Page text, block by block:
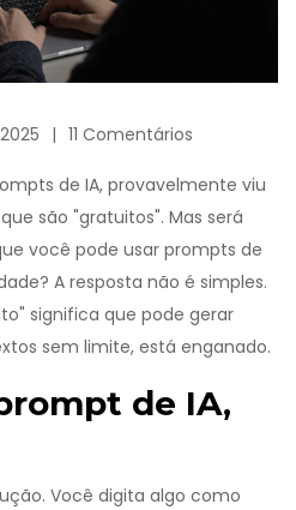
11 Comentários
de IA, provavelmente viu
são "gratuitos". Mas será
você pode usar prompts de
A resposta não é simples.
significa que pode gerar
sem limite, está enganado.
de IA,
Você digita algo como